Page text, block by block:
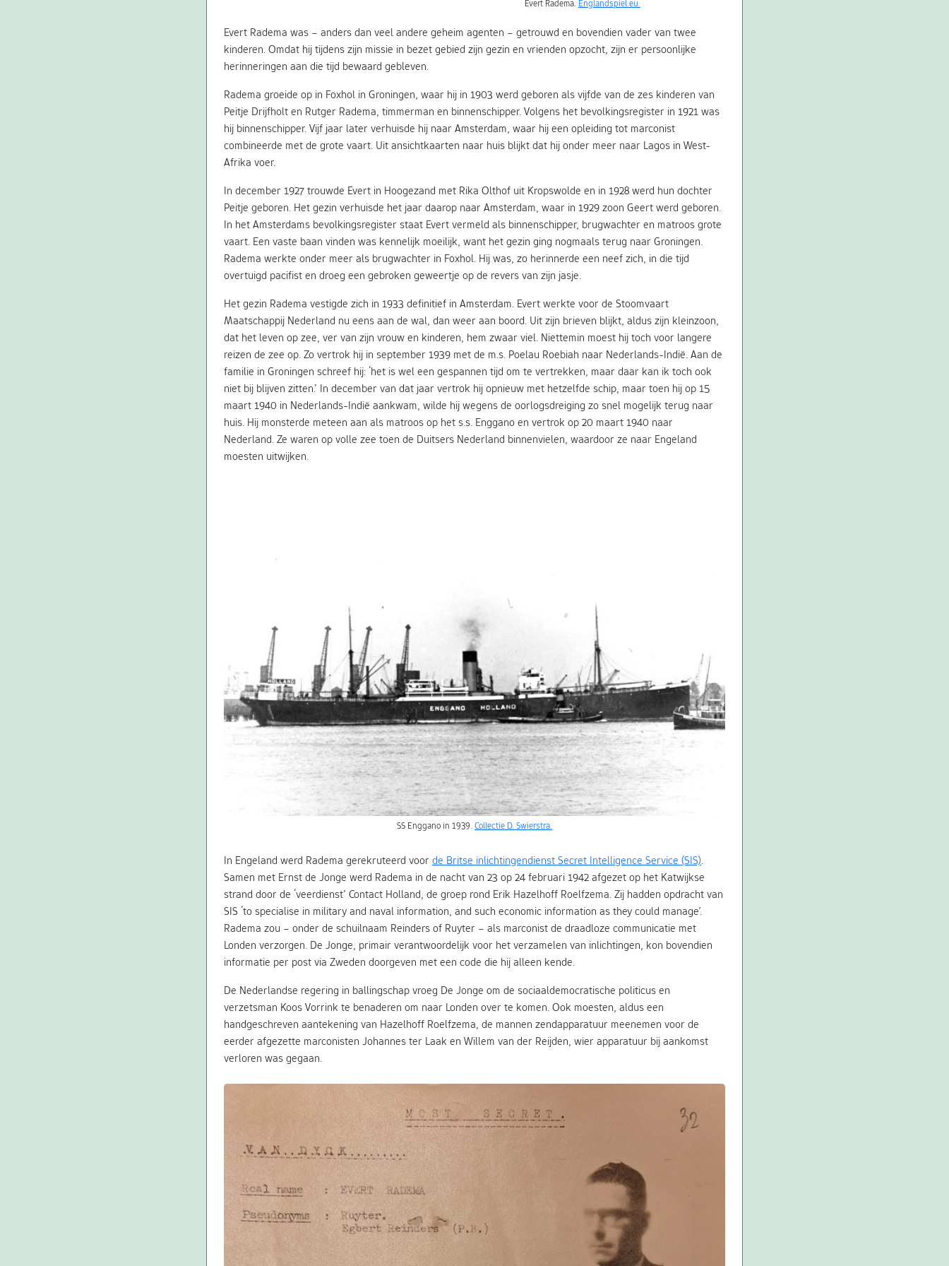
Evert Radema. Englandspiel.eu.
Evert Radema was – anders dan veel andere geheim agenten – getrouwd en bovendien vader van twee
kinderen. Omdat hij tijdens zijn missie in bezet gebied zijn gezin en vrienden opzocht, zijn er persoonlijke
herinneringen aan die tijd bewaard gebleven.
Radema groeide op in Foxhol in Groningen, waar hij in 1903 werd geboren als vijfde van de zes kinderen van
Peitje Drijfholt en Rutger Radema, timmerman en binnenschipper. Volgens het bevolkingsregister in 1921 was
hij binnenschipper. Vijf jaar later verhuisde hij naar Amsterdam, waar hij een opleiding tot marconist
combineerde met de grote vaart. Uit ansichtkaarten naar huis blijkt dat hij onder meer naar Lagos in West-
Afrika voer.
In december 1927 trouwde Evert in Hoogezand met Rika Olthof uit Kropswolde en in 1928 werd hun dochter
Peitje geboren. Het gezin verhuisde het jaar daarop naar Amsterdam, waar in 1929 zoon Geert werd geboren.
In het Amsterdams bevolkingsregister staat Evert vermeld als binnenschipper, brugwachter en matroos grote
vaart. Een vaste baan vinden was kennelijk moeilijk, want het gezin ging nogmaals terug naar Groningen.
Radema werkte onder meer als brugwachter in Foxhol. Hij was, zo herinnerde een neef zich, in die tijd
overtuigd pacifist en droeg een gebroken geweertje op de revers van zijn jasje.
Het gezin Radema vestigde zich in 1933 definitief in Amsterdam. Evert werkte voor de Stoomvaart
Maatschappij Nederland nu eens aan de wal, dan weer aan boord. Uit zijn brieven blijkt, aldus zijn kleinzoon,
dat het leven op zee, ver van zijn vrouw en kinderen, hem zwaar viel. Niettemin moest hij toch voor langere
reizen de zee op. Zo vertrok hij in september 1939 met de m.s. Poelau Roebiah naar Nederlands-Indië. Aan de
familie in Groningen schreef hij: ‘het is wel een gespannen tijd om te vertrekken, maar daar kan ik toch ook
niet bij blijven zitten.’ In december van dat jaar vertrok hij opnieuw met hetzelfde schip, maar toen hij op 15
maart 1940 in Nederlands-Indië aankwam, wilde hij wegens de oorlogsdreiging zo snel mogelijk terug naar
huis. Hij monsterde meteen aan als matroos op het s.s. Enggano en vertrok op 20 maart 1940 naar
Nederland. Ze waren op volle zee toen de Duitsers Nederland binnenvielen, waardoor ze naar Engeland
moesten uitwijken.
SS Enggano in 1939. Collectie D. Swierstra.
In Engeland werd Radema gerekruteerd voor de Britse inlichtingendienst Secret Intelligence Service (SIS).
Samen met Ernst de Jonge werd Radema in de nacht van 23 op 24 februari 1942 afgezet op het Katwijkse
strand door de ‘veerdienst’ Contact Holland, de groep rond Erik Hazelhoff Roelfzema. Zij hadden opdracht van
SIS ‘to specialise in military and naval information, and such economic information as they could manage’.
Radema zou – onder de schuilnaam Reinders of Ruyter – als marconist de draadloze communicatie met
Londen verzorgen. De Jonge, primair verantwoordelijk voor het verzamelen van inlichtingen, kon bovendien
informatie per post via Zweden doorgeven met een code die hij alleen kende.
De Nederlandse regering in ballingschap vroeg De Jonge om de sociaaldemocratische politicus en
verzetsman Koos Vorrink te benaderen om naar Londen over te komen. Ook moesten, aldus een
handgeschreven aantekening van Hazelhoff Roelfzema, de mannen zendapparatuur meenemen voor de
eerder afgezette marconisten Johannes ter Laak en Willem van der Reijden, wier apparatuur bij aankomst
verloren was gegaan.